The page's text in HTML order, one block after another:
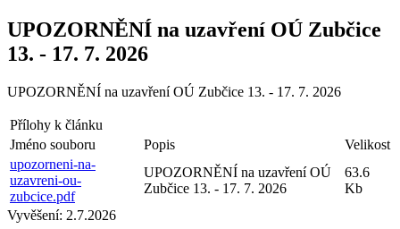
UPOZORNĚNÍ na uzavření OÚ Zubčice
13. - 17. 7. 2026
UPOZORNĚNÍ na uzavření OÚ Zubčice 13. - 17. 7. 2026
Přílohy k článku
Jméno souboru
Popis
Velikost
upozorneni-na-
uzavreni-ou-
zubcice.pdf
UPOZORNĚNÍ na uzavření OÚ
Zubčice 13. - 17. 7. 2026
63.6
Kb
Vyvěšení: 2.7.2026